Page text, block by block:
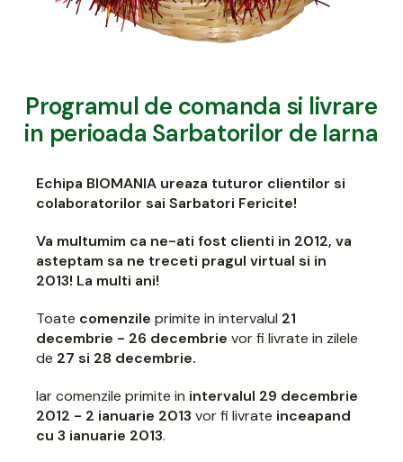
Programul de comanda si livrare
in perioada Sarbatorilor de Iarna
Echipa BIOMANIA ureaza tuturor clientilor si
colaboratorilor sai Sarbatori Fericite!
Va multumim ca ne-ati fost clienti in 2012, va
asteptam sa ne treceti pragul virtual si in
2013! La multi ani!
Toate comenzile primite in intervalul 21
decembrie - 26 decembrievor fi livrate in zilele
de 27 si 28 decembrie.
Iar comenzile primite in intervalul 29 decembrie
2012 - 2 ianuarie 2013vor fi livrate inceapand
cu 3 ianuarie 2013.